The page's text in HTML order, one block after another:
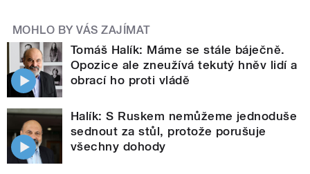
MOHLO BY VÁS ZAJÍMAT
Tomáš Halík: Máme se stále báječně.
Opozice ale zneužívá tekutý hněv lidí a
obrací ho proti vládě
Halík: S Ruskem nemůžeme jednoduše
sednout za stůl, protože porušuje
všechny dohody